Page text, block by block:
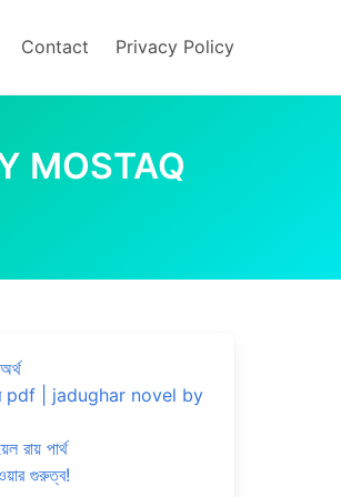
Contact Privacy Policy
MOSTAQ
pdf | jadughar novel by
রায় পার্থ
গুরুত্ব!